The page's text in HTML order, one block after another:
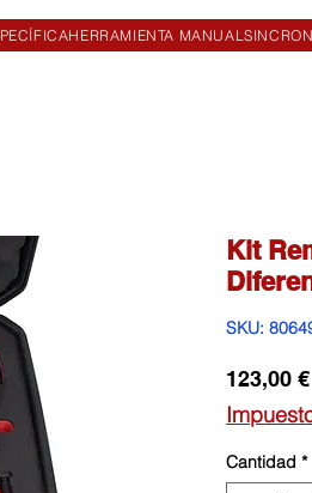
HERRAMIENTA MANUAL
Kit
SKU:
123,00 €
Cantidad *